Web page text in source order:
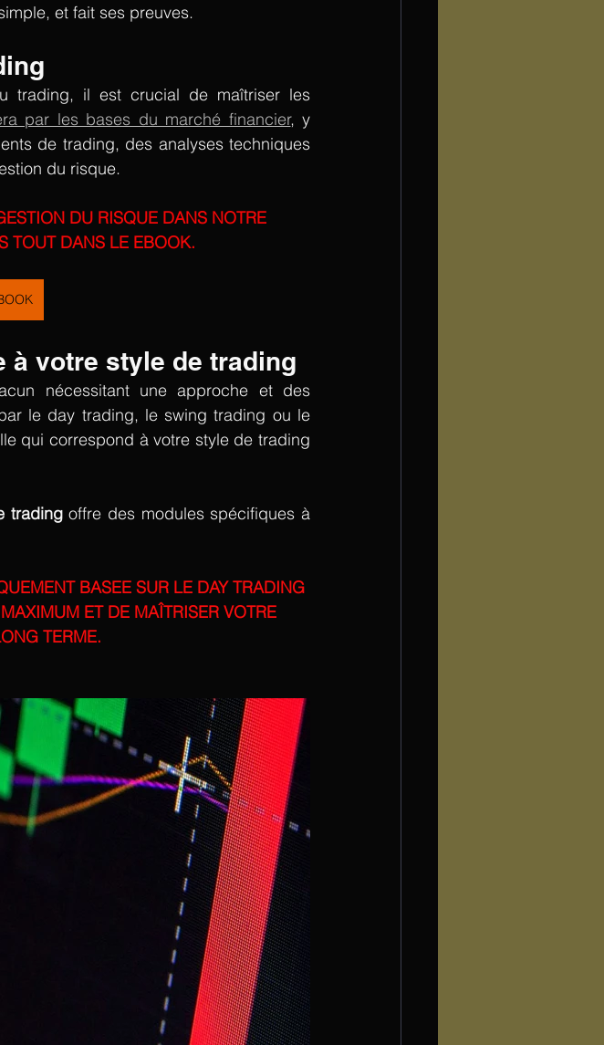
et fait ses preuves.
trading, il est crucial de maîtriser les
par les bases du marché financier, y
de trading, des analyses techniques
du risque.
DU RISQUE DANS NOTRE
TOUT DANS LE EBOOK.
nécessitant une approche et des
le day trading, le swing trading ou le
qui correspond à votre style de trading
trading offre des modules spécifiques à
BASEE SUR LE DAY TRADING
ET DE MAÎTRISER VOTRE
TERME.